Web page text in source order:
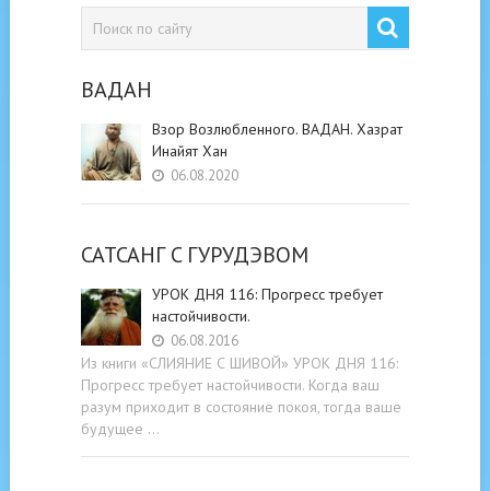
ВАДАН
Взор Возлюбленного. ВАДАН. Хазрат
Инайят Хан
06.08.2020
САТСАНГ C ГУРУДЭВОМ
УРОК ДНЯ 116: Прогресс требует
настойчивости.
06.08.2016
Из книги «СЛИЯНИЕ С ШИВОЙ» УРОК ДНЯ 116:
Прогресс требует настойчивости. Когда ваш
разум приходит в состояние покоя, тогда ваше
будущее …